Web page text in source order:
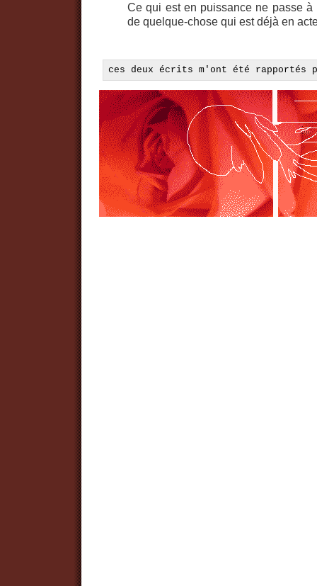
Ce qui est en puissance ne passe à
de quelque-chose qui est déjà en
ces deux écrits m'ont été rapportés